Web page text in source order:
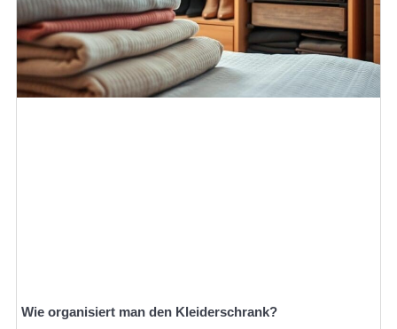
Wie organisiert man den Kleiderschrank?